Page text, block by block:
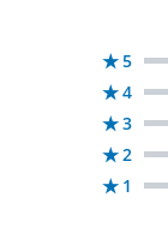
★5
★4
★3
★2
★ 1